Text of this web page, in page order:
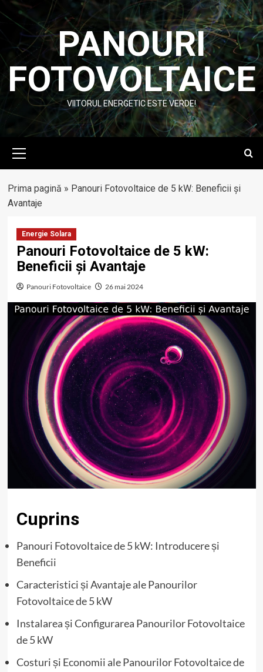
Skip
to
content
PANOURI
FOTOVOLTAICE
VIITORUL ENERGETIC ESTE VERDE!
Menu
Prima pagină » Panouri Fotovoltaice de 5 kW: Beneficii și
Avantaje
Energie Solara
Panouri Fotovoltaice de 5 kW:
Beneficii și Avantaje
Panouri Fotovoltaice 26 mai 2024
Cuprins
Panouri Fotovoltaice de 5 kW: Introducere și
Beneficii
Caracteristici și Avantaje ale Panourilor
Fotovoltaice de 5 kW
Instalarea și Configurarea Panourilor Fotovoltaice
de 5 kW
Costuri și Economii ale Panourilor Fotovoltaice de